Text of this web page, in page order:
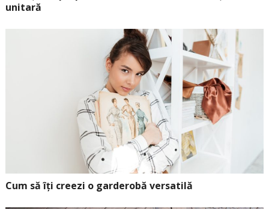
unitară
Cum să îți creezi o garderobă versatilă